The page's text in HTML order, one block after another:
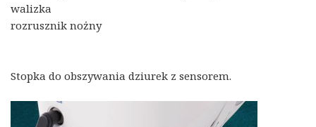
walizka
rozrusznik nożny
Stopka do obszywania dziurek z sensorem.